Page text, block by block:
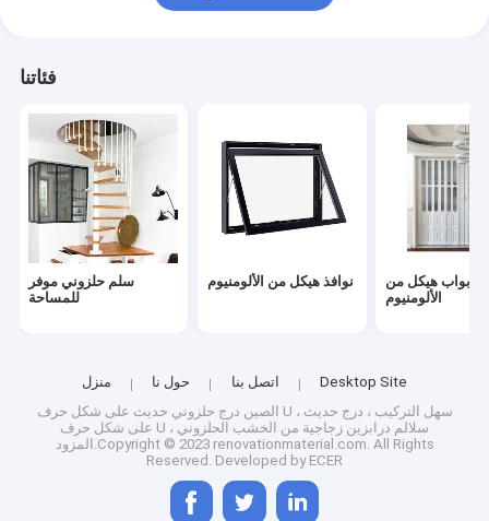
فئاتنا
سلم حلزوني موفر
للمساحة
نوافذ هيكل من الألومنيوم
أبواب هيكل من
الألومنيوم
منزل حول نا اتصل بنا
Desktop Site
الصين درج حلزوني حديث على شكل حرف U ، سهل التركيب ، درج حديث
على شكل حرف U ، سلالم درابزين زجاجية من الخشب الحلزوني
المزود.Copyright © 2023 renovationmaterial.com. All Rights
Reserved. Developed by ECER